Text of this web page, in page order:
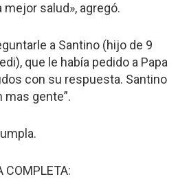
mejor salud», agregó.
a Santino (hijo de 9
que le había pedido a Papa
con su respuesta. Santino
mas gente”.
COMPLETA: